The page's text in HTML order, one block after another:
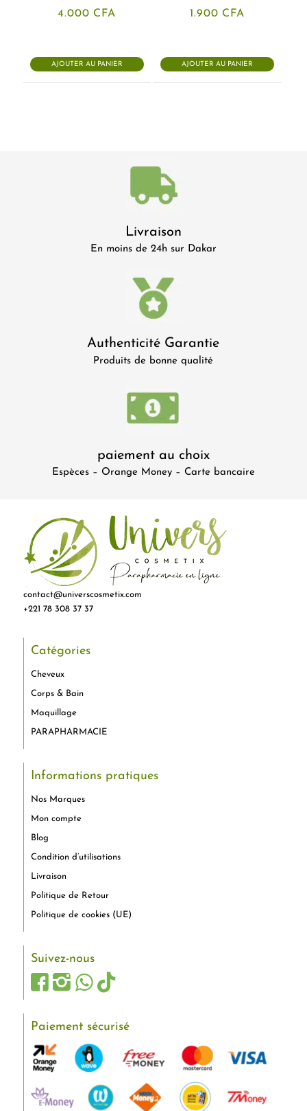
4.000 CFA
AJOUTER AU PANIER
1.900 CFA
AJOUTER AU PANIER
Livraison
En moins de 24h sur Dakar
Authenticité Garantie
Produits de bonne qualité
paiement au choix
Espèces – Orange Money – Carte bancaire
contact@universcosmetix.com
+221 78 308 37 37
Catégories
Cheveux
Corps & Bain
Maquillage
PARAPHARMACIE
Informations pratiques
Nos Marques
Mon compte
Blog
Condition d’utilisations
Livraison
Politique de Retour
Politique de cookies (UE)
Suivez-nous
Paiement sécurisé